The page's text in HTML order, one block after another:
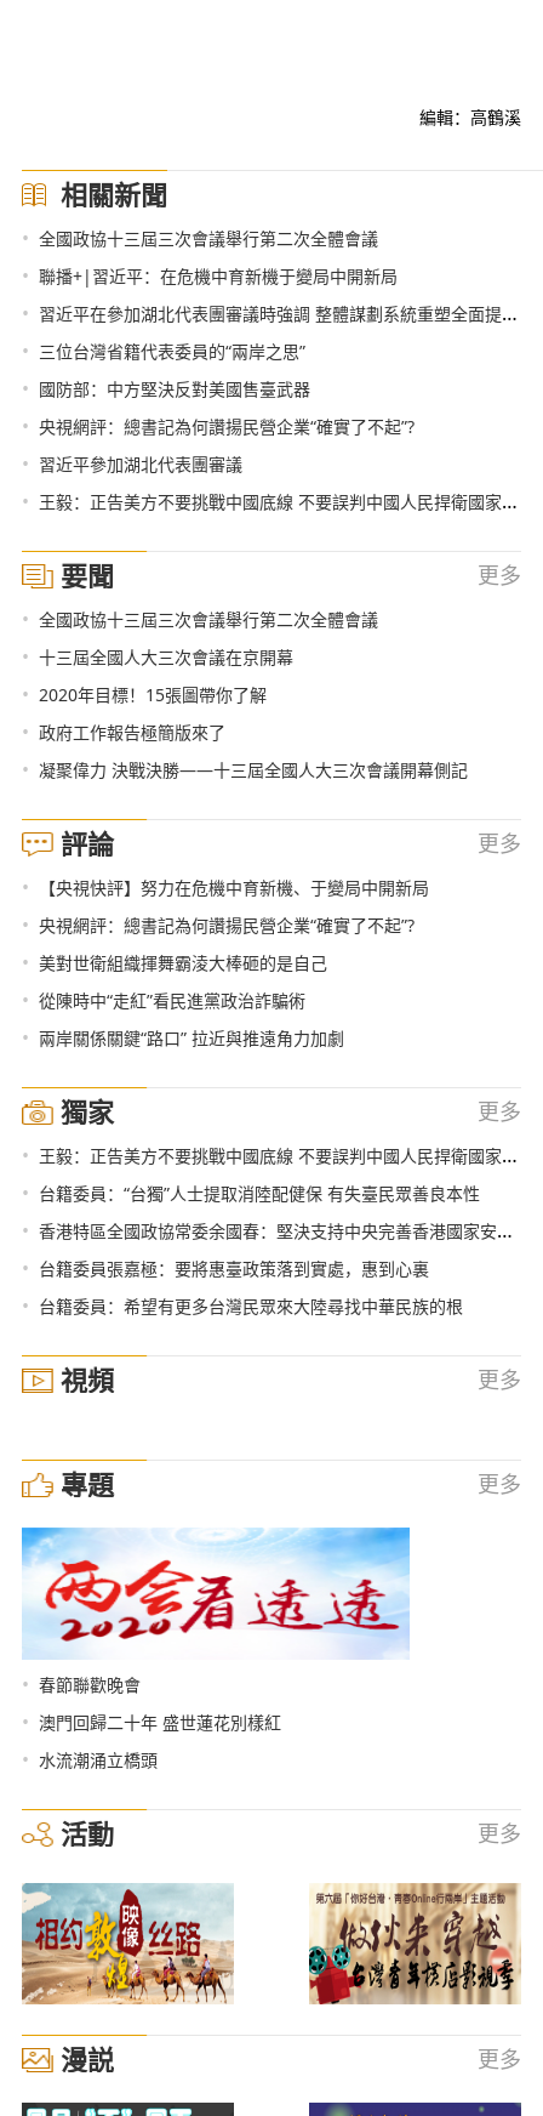
編輯：高鶴溪
相關新聞
• 全國政協十三屆三次會議舉行第二次全體會議
• 聯播+|習近平：在危機中育新機于變局中開新局
• 習近平在參加湖北代表團審議時強調 整體謀劃系統重塑全面提升 織牢織密公共衛生防護網
• 三位台灣省籍代表委員的“兩岸之思”
• 國防部：中方堅決反對美國售臺武器
• 央視網評：總書記為何讚揚民營企業“確實了不起”?
• 習近平參加湖北代表團審議
• 王毅：正告美方不要挑戰中國底線 不要誤判中國人民捍衛國家統一的堅定決心
要聞 更多
• 全國政協十三屆三次會議舉行第二次全體會議
• 十三屆全國人大三次會議在京開幕
• 2020年目標！15張圖帶你了解
• 政府工作報告極簡版來了
• 凝聚偉力 決戰決勝——十三屆全國人大三次會議開幕側記
評論 更多
• 【央視快評】努力在危機中育新機、于變局中開新局
• 央視網評：總書記為何讚揚民營企業“確實了不起”?
• 美對世衛組織揮舞霸淩大棒砸的是自己
• 從陳時中“走紅”看民進黨政治詐騙術
• 兩岸關係關鍵“路口” 拉近與推遠角力加劇
獨家 更多
• 王毅：正告美方不要挑戰中國底線 不要誤判中國人民捍衛國家統一的堅定決心
• 台籍委員：“台獨”人士提取消陸配健保 有失臺民眾善良本性
• 香港特區全國政協常委余國春：堅決支持中央完善香港國家安全立法
• 台籍委員張嘉極：要將惠臺政策落到實處，惠到心裏
• 台籍委員：希望有更多台灣民眾來大陸尋找中華民族的根
視頻 更多
專題 更多
• 春節聯歡晚會
• 澳門回歸二十年 盛世蓮花別樣紅
• 水流潮涌立橋頭
活動 更多
漫説 更多